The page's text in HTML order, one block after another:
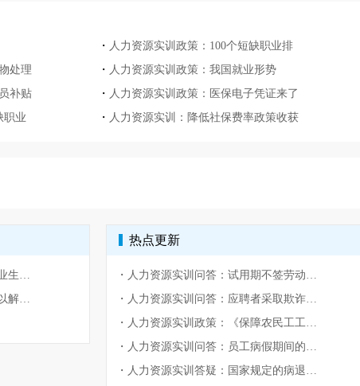
・ 人力资源实训政策：100个短缺职业排
处理 ・ 人力资源实训政策：我国就业形势
补贴 ・ 人力资源实训政策：医保电子凭证来了
职业 ・ 人力资源实训：降低社保费率政策收获
？
吗？
热点更新
・ 人力资源实训问答：试用期不签劳动合同合法吗
・ 人力资源实训问答：应聘者采取欺诈或威胁订立的劳动合
・ 人力资源实训政策：《保障农民工工资支付条例》发布
・ 人力资源实训问答：员工病假期间的社保费缴纳
・ 人力资源实训答疑：国家规定的病退条件